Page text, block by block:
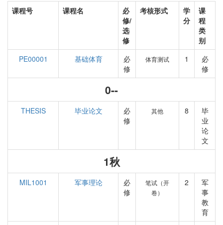
课程号 课程名
必
修/
选
修
考核形式
学
分
课
程
类
别
PE00001
基础体育
必
修
体育测试 1
必
修
0--
THESIS 毕业论文
必
修
其他 8
毕
业
论
文
1秋
MIL1001 军事理论
必
修
笔试（开
卷）
2
军
事
教
育